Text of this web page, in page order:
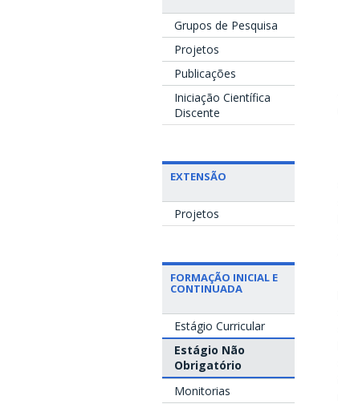
Grupos de Pesquisa
Projetos
Publicações
Iniciação Científica
Discente
EXTENSÃO
Projetos
FORMAÇÃO INICIAL E
CONTINUADA
Estágio Curricular
Estágio Não
Obrigatório
Monitorias